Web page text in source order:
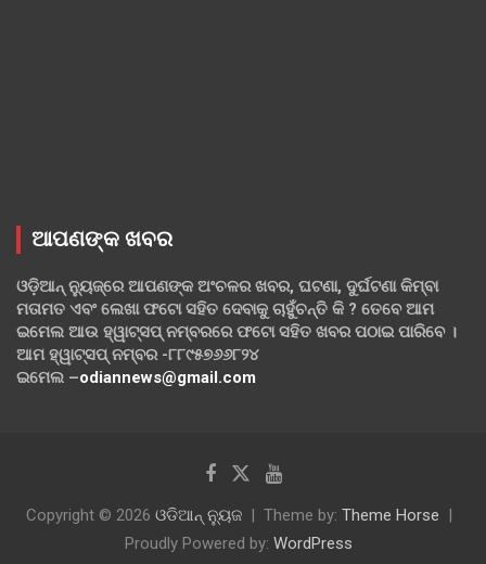
ଆପଣଙ୍କ ଖବର
ଓଡ଼ିଆନ୍ ନ୍ୟୁଜ୍‌ରେ ଆପଣଙ୍କ ଅଂଚଳର ଖବର, ଘଟଣା, ଦୁର୍ଘଟଣା କିମ୍ବା
ମତାମତ ଏବଂ ଲେଖା ଫଟୋ ସହିତ ଦେବାକୁ ଚାହୁଁଚନ୍ତି କି ? ତେବେ ଆମ
ଇମେଲ ଆଉ ହ୍ୱାଟ୍‌ସପ୍ ନମ୍ବରରେ ଫଟୋ ସହିତ ଖବର ପଠାଇ ପାରିବେ ।
ଆମ ହ୍ୱାଟ୍‌ସପ୍ ନମ୍ବର -୮୮୯୫୭୬୬୮୨୪
ଇମେଲ –odiannews@gmail.com
Copyright © 2026 ଓଡିଆନ୍ ନ୍ୟୁଜ Theme by: Theme Horse
Proudly Powered by: WordPress